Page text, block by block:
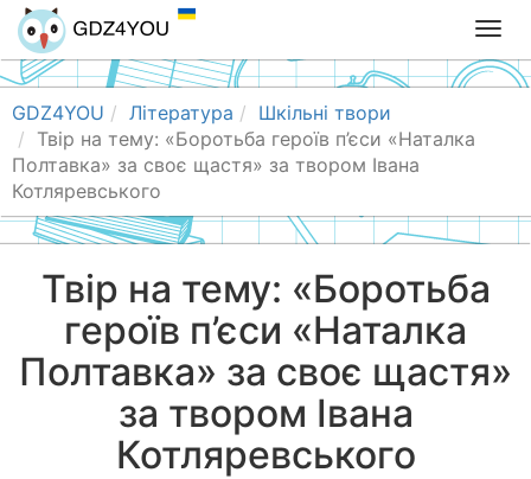
T
o
g
a
v
g
i
GDZ4YOU Література
Шкільні твори
Твір на тему: «Боротьба героїв п’єси «Наталка
Полтавка» за своє щастя» за твором Івана
Котляревського
Твір на тему: «Боротьба
героїв п’єси «Наталка
Полтавка» за своє щастя»
за твором Івана
Котляревського